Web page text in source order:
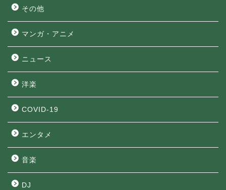
その他
マンガ・アニメ
ニュース
洋楽
COVID-19
エンタメ
音楽
DJ